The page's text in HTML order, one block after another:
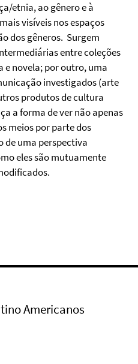
etnia, ao gênero e à
visíveis nos espaços
dos gêneros. Surgem
entre coleções
e novela; por outro, uma
investigados (arte
produtos de cultura
a forma de ver não apenas
meios por parte dos
de uma perspectiva
eles são mutuamente
Americanos